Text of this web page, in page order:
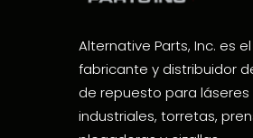
Alternative Parts, Inc. es el
fabricante y distribuidor
de repuesto para láseres
industriales, torretas,